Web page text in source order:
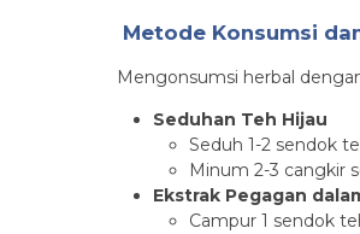
Metode Konsumsi
Mengonsumsi herbal
Seduhan Teh Hijau
Seduh 1-2 sendok
Minum 2-3 cangkir
Ekstrak Pegagan
Campur 1 sendok